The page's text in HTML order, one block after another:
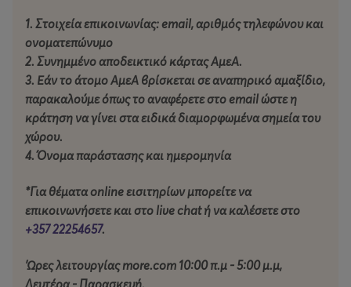
αναδύονται συχνά από εκεί όπου κανείς δεν τις
περιμένει!
Ας αρχίσει η μάχη!
Διάρκεια παράστασης:60΄ (χωρίς διάλειμμα)
ΤΑΥΤΟΤΗΤΑ ΔΙΕΘΝΟΥΣ ΦΕΣΤΙΒΑΛ ΛΕΥΚΩΣΙΑΣ
Λευκωσίας
ΚΥΡΙΟΣ ΧΟΡΗΓΟΣ: Υφυπουργέιο Πολιτισμού,
1. Στοιχεία επικοινωνίας: email, αριθμός τηλεφώνου και
ονοματεπώνυμο
2. Συνημμένο αποδεικτικό κάρτας ΑμεΑ.
3. Εάν το άτομο ΑμεΑ βρίσκεται σε αναπηρικό αμαξίδιο,
παρακαλούμεόπωςτο αναφέρετε στο email ώστε η
κράτηση να γίνει στα ειδικά διαμορφωμένα σημεία του
χώρου.
4. Όνομα παράστασης και ημερομηνία
*Για θέματα online εισιτηρίων μπορείτε να
επικοινωνήσετε και στο live chat ή να καλέσετε στο
+357 22254657.
'Ωρες λειτουργίας more.com 10:00 π.μ - 5:00 μ.μ,